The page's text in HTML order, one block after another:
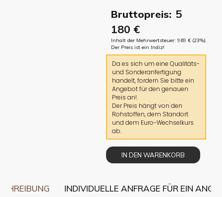
Bruttopreis: 5
180 €
Inhalt der Mehrwertsteuer: 969 € (23%).
Der Preis ist ein Indiz!
Da es sich um eine Qualitäts-
und Sonderanfertigung
handelt, fordern Sie bitte ein
Angebot für den genauen
Preis an!
Der Preis hängt von den
Rohstoffen, dem Standort
und dem Euro-Wechselkurs
ab.
IN DEN WARENKORB
INDIVIDUELLE ANFRAGE FÜR EIN